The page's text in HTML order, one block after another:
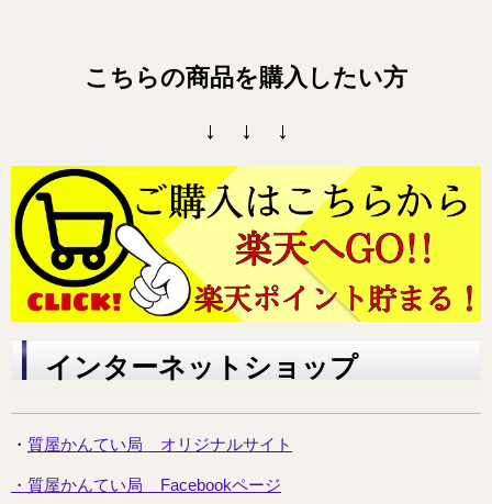
こちらの商品を購入したい方
↓ ↓ ↓
インターネットショップ
・ 質屋かんてい局 オリジナルサイト
・ 質屋かんてい局 Facebookページ